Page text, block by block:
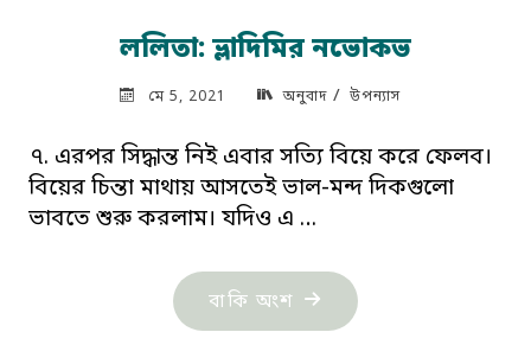
ললিতা: ভ্লাদিমির নভোকভ
মে 5, 2021 অনুবাদ / উপন্যাস
৭. এরপর সিদ্ধান্ত নিই এবার সত্যি বিয়ে করে ফেলব।
বিয়ের চিন্তা মাথায় আসতেই ভাল-মন্দ দিকগুলো
ভাবতে শুরু করলাম। যদিও এ …
বাকি অংশ "ললিতা:
ভ্লাদিমির